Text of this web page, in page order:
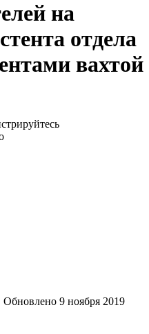
на
отдела
вахтой
Обновлено 9 ноября 2019